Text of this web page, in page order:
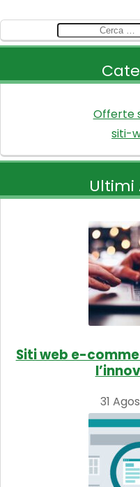
Ricerca
per:
Offerte
siti-
Ultimi
Siti web e-
31